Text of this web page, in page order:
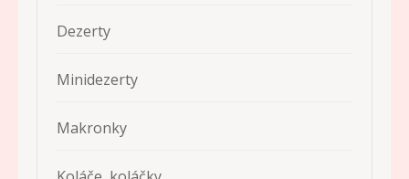
Dezerty
Minidezerty
Makronky